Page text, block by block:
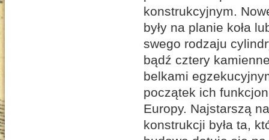
konstrukcyjnym.
były na planie koła
swego rodzaju
bądź cztery
belkami
początek ich
Europy. Najstarszą
konstrukcji była ta,